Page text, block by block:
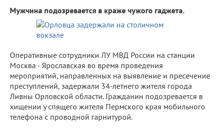
Мужчина подозревается в краже чужого гаджета.
Оперативные сотрудники ЛУ МВД России на станции
Москва - Ярославская во время проведения
мероприятий, направленных на выявление и пресечение
преступлений, задержали 34-летнего жителя города
Ливны Орловской области. Гражданин подозревается в
хищении у спящего жителя Пермского края мобильного
телефона с проводной гарнитурой.